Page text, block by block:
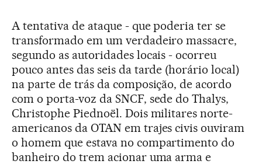
A tentativa de ataque - que poderia ter se
transformado em um verdadeiro massacre,
segundo as autoridades locais - ocorreu
pouco antes das seis da tarde (horário local)
na parte de trás da composição, de acordo
com o porta-voz da SNCF, sede do Thalys,
Christophe Piednoël. Dois militares norte-
americanos da OTAN em trajes civis ouviram
o homem que estava no compartimento do
banheiro do trem acionar uma arma e